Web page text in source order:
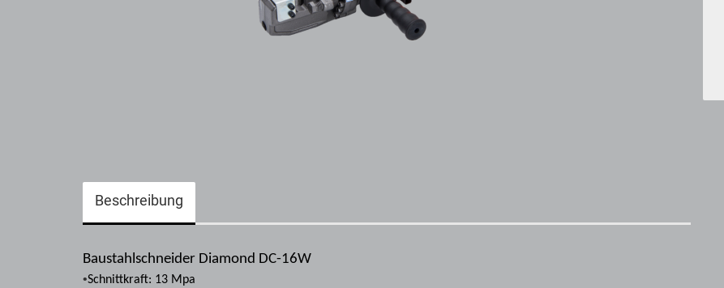
Beschreibung
Baustahlschneider Diamond DC-16W
•Schnittkraft: 13 Mpa